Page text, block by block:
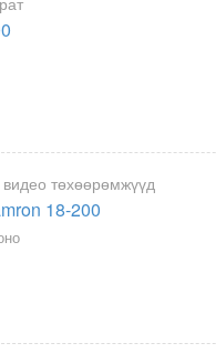
төхөөрөмжүүд
18-200